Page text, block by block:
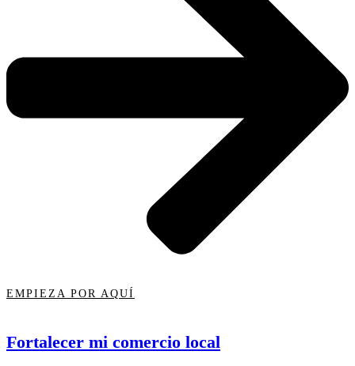
EMPIEZA POR AQUÍ
Fortalecer mi comercio local